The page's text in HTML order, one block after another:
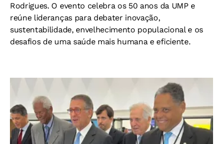
Rodrigues. O evento celebra os 50 anos da UMP e
reúne lideranças para debater inovação,
sustentabilidade, envelhecimento populacional e os
desafios de uma saúde mais humana e eficiente.